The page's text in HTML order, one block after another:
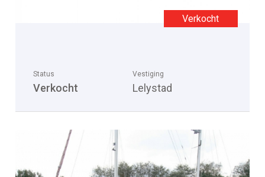
Status
Verkocht
Vestiging
Lelystad